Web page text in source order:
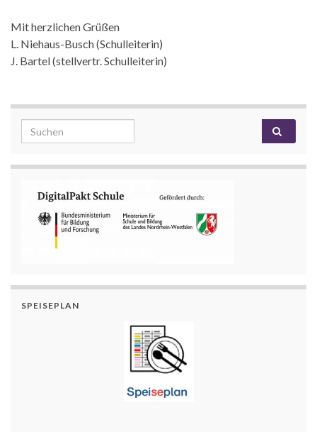
Mit herzlichen Grüßen
L. Niehaus-Busch (Schulleiterin)
J. Bartel (stellvertr. Schulleiterin)
Search for:
SPEISEPLAN